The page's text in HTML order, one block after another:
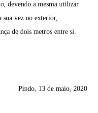
devendo a mesma utilizar
sua vez no exterior,
de dois metros entre si.
Pindo, 13 de maio, 2020